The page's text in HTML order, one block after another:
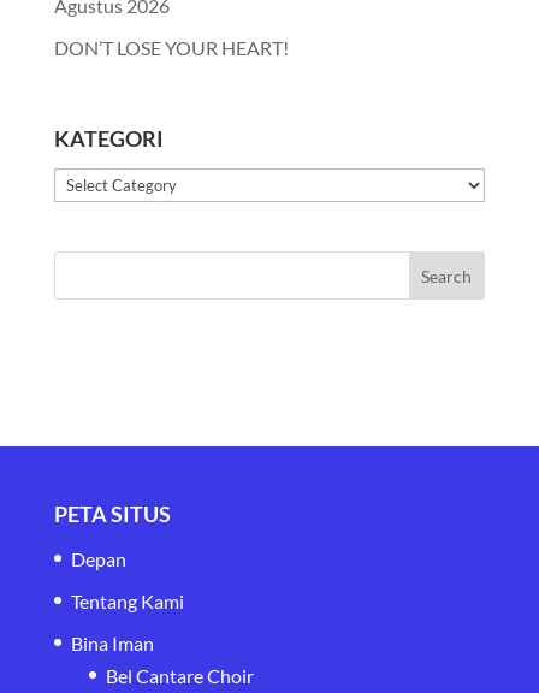
Agustus 2026
DON’T LOSE YOUR HEART!
KATEGORI
Kategori
PETA SITUS
Depan
Tentang Kami
Bina Iman
Bel Cantare Choir